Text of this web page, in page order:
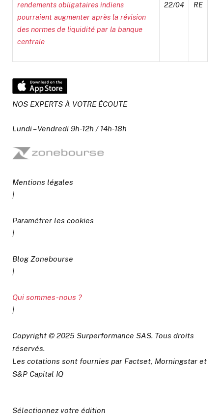
rendements obligataires indiens
pourraient augmenter après la révision
des normes de liquidité par la banque
centrale
22/04 RE
NOS EXPERTS À VOTRE ÉCOUTE
Lundi – Vendredi 9h-12h / 14h-18h
Mentions légales
|
Paramétrer les cookies
|
Blog Zonebourse
|
Qui sommes-nous ?
|
Copyright © 2025 Surperformance SAS. Tous droits
réservés.
Les cotations sont fournies par Factset, Morningstar et
S&P Capital IQ
Sélectionnez votre édition